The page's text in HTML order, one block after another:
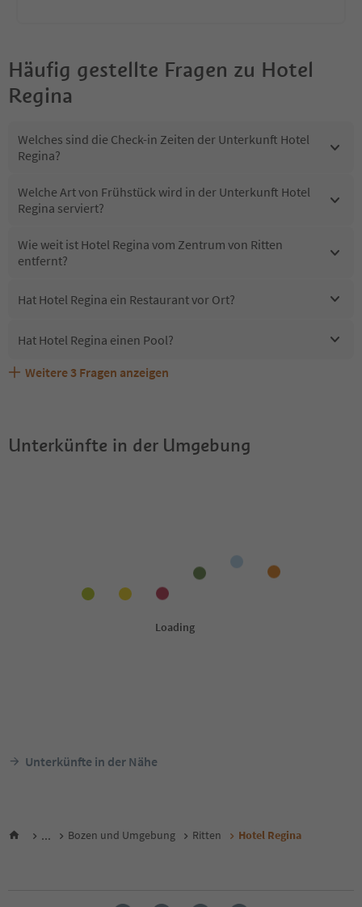
Häufig gestellte Fragen zu Hotel
Regina
Welches sind die Check-in Zeiten der Unterkunft Hotel
Regina?
Welche Art von Frühstück wird in der Unterkunft Hotel
Regina serviert?
Wie weit ist Hotel Regina vom Zentrum von Ritten
entfernt?
Hat Hotel Regina ein Restaurant vor Ort?
Hat Hotel Regina einen Pool?
Sind Haustiere in der Unterkunft Hotel Regina erlaubt?
Welche Services bietet Hotel Regina?
Erhalten die Gäste von Hotel Regina einen Südtirol
Weitere 3 Fragen anzeigen
Unterkünfte in der Umgebung
Unterkünfte in der Nähe
... Bozen und Umgebung Ritten Hotel Regina